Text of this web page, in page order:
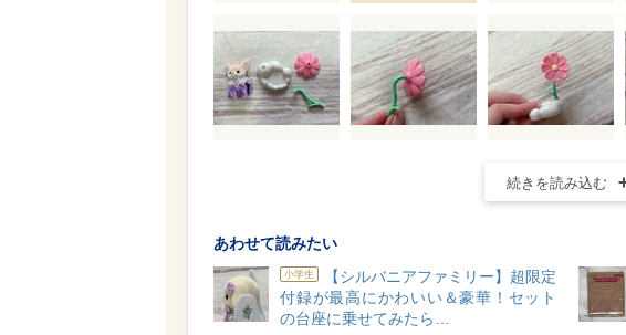
続きを読み込む
あわせて読みたい
小学生
【シルバニアファミリー】超限定
付録が最高にかわいい＆豪華！セット
の台座に乗せてみたら…